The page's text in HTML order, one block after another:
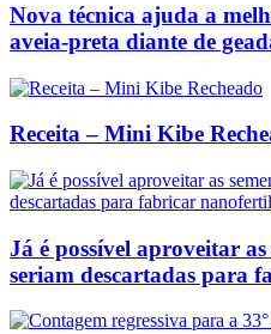
Nova técnica ajuda a
aveia-preta diante de
Receita – Mini Kibe
Já é possível aproveitar as
seriam descartadas para